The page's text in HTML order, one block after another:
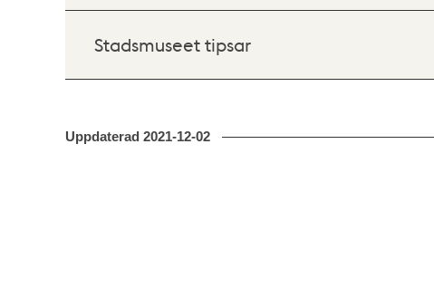
Stadsmuseet tipsar
Uppdaterad 2021-12-02